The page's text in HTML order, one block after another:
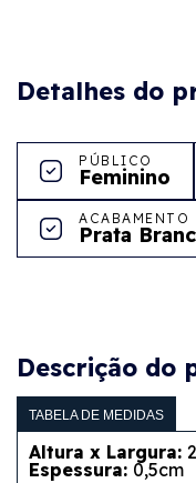
Detalhes do
PÚBLICO
Feminino
ACABAMENTO
Prata
Descrição do
TABELA DE MEDIDAS
Altura x Largura:
Espessura: 0,5cm